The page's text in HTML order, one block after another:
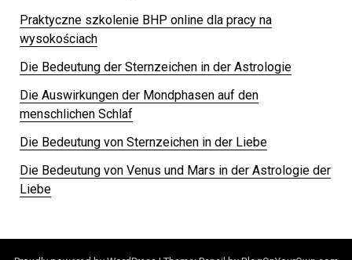
Praktyczne szkolenie BHP online dla pracy na
wysokościach
Die Bedeutung der Sternzeichen in der Astrologie
Die Auswirkungen der Mondphasen auf den
menschlichen Schlaf
Die Bedeutung von Sternzeichen in der Liebe
Die Bedeutung von Venus und Mars in der Astrologie der
Liebe